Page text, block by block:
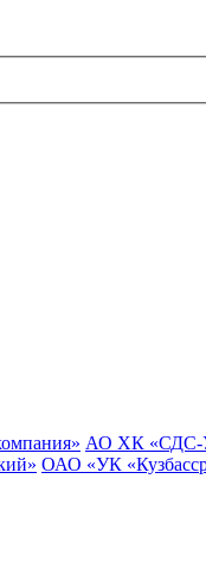
АО ХК «СДС-
ОАО «УК